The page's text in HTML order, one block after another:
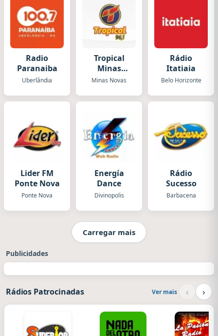
Radio
Paranaiba
Uberlândia
Tropical
Minas
Novas
Minas Novas
Rádio
Itatiaia
Belo Horizonte
Lider FM
Ponte Nova
Ponte Nova
Energía
Dance
Divinopolis
Rádio
Sucesso
Barbacena
Carregar mais
Publicidades
Rádios Patrocinadas Ver mais ‹ ›